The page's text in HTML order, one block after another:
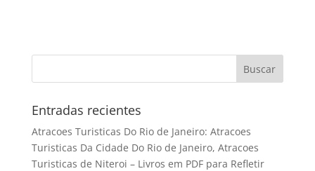
Entradas recientes
Atracoes Turisticas Do Rio de Janeiro: Atracoes
Turisticas Da Cidade Do Rio de Janeiro, Atracoes
Turisticas de Niteroi – Livros em PDF para Refletir